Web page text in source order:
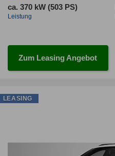
ca. 370 kW (503 PS)
Leistung
Zum Leasing Angebot
LEASING